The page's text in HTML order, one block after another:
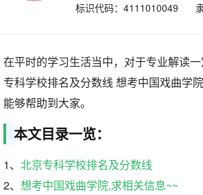
标识代码：4111010049
在平时的学习生活当中，对于专业解读
专科学校排名及分数线 想考中国戏曲学
能够帮助到大家。
本文目录一览：
1、 北京专科学校排名及分数线
2、 想考中国戏曲学院,求相关信息~~